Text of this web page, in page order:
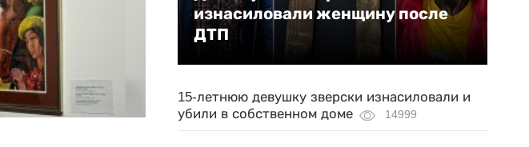
изнасиловали женщину после
ДТП
15-летнюю девушку зверски изнасиловали и
убили в собственном доме
14999